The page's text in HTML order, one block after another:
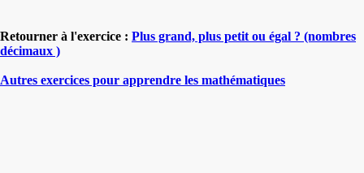
Retourner à l'exercice : Plus grand, plus petit ou égal ? (nombres
décimaux )
Autres exercices pour apprendre les mathématiques